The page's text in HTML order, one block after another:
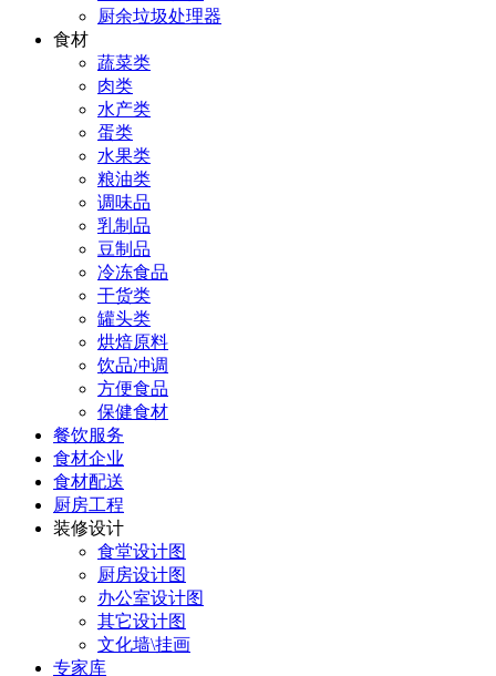
厨余垃圾处理器
食材
蔬菜类
肉类
水产类
蛋类
水果类
粮油类
调味品
乳制品
豆制品
冷冻食品
干货类
罐头类
烘焙原料
饮品冲调
方便食品
保健食材
餐饮服务
食材企业
食材配送
厨房工程
装修设计
食堂设计图
厨房设计图
办公室设计图
其它设计图
文化墙\挂画
专家库